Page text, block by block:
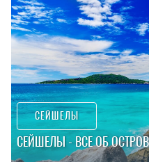
СЕЙШЕЛЫ
СЕЙШЕЛЫ - ВСЕ ОБ